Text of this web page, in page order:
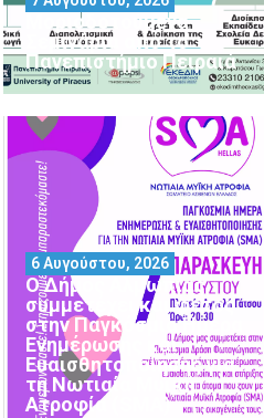
Μοριοδοτούμενα
Σεμινάρια από το
Πανεπιστήμιο Πειραιά
Ο Δήμος Αλμωπίας
συμμετέχει και φέτος
στην Παγκόσμια Ημέρα
Ενημέρωσης και
Ευαισθητοποίησης για
τη Νωτιαία Μυϊκή
Ατροφία (SMA)
6 Αυγούστου, 2026